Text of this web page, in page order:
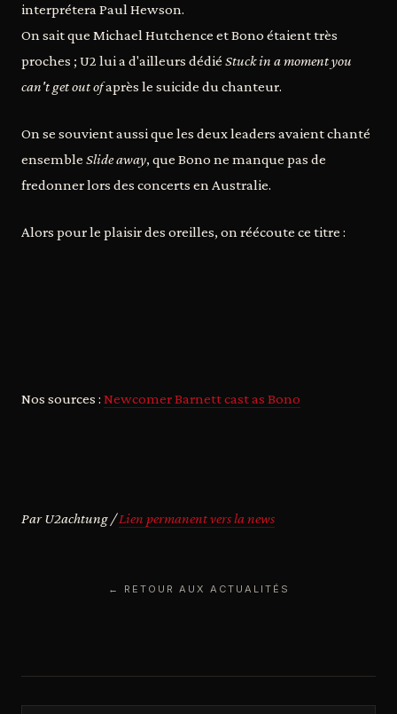
interprétera Paul Hewson.
On sait que Michael Hutchence et Bono étaient très
proches ; U2 lui a d'ailleurs dédié Stuck in a moment you
can't get out ofaprès le suicide du chanteur.
On se souvient aussi que les deux leaders avaient chanté
ensemble Slide away, que Bono ne manque pas de
fredonner lors des concerts en Australie.
Alors pour le plaisir des oreilles, on réécoute ce titre :
Nos sources : Newcomer Barnett cast as Bono
Par U2achtung /Lien permanent vers la news
← RETOUR AUX ACTUALITÉS